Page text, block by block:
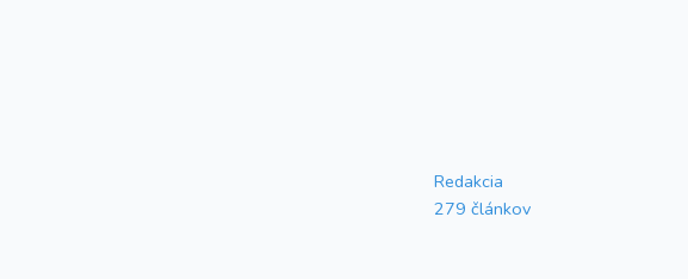
Redakcia
279 článkov